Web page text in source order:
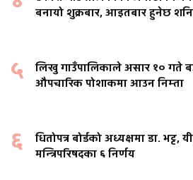
बनायो शुक्रबार, आइतबार हुनेछ
५
लिखु गाउँपालिकाले असार १० गते
औपचारिक पोशाकमा आउन निम्ता
६
धितोपत्र बोर्डको अध्यक्षमा डा. भट्ट,
मन्त्रिपरिषदका ६ निर्णय